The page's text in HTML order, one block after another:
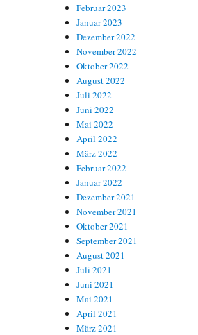
Februar 2023
Januar 2023
Dezember 2022
November 2022
Oktober 2022
August 2022
Juli 2022
Juni 2022
Mai 2022
April 2022
März 2022
Februar 2022
Januar 2022
Dezember 2021
November 2021
Oktober 2021
September 2021
August 2021
Juli 2021
Juni 2021
Mai 2021
April 2021
März 2021